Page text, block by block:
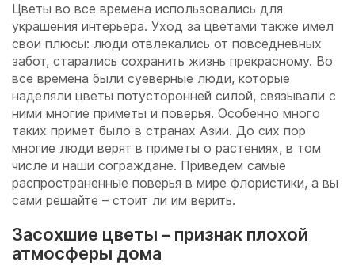
Цветы во все времена использовались для
украшения интерьера. Уход за цветами также имел
свои плюсы: люди отвлекались от повседневных
забот, старались сохранить жизнь прекрасному. Во
все времена были суеверные люди, которые
наделяли цветы потусторонней силой, связывали с
ними многие приметы и поверья. Особенно много
таких примет было в странах Азии. До сих пор
многие люди верят в приметы о растениях, в том
числе и наши сограждане. Приведем самые
распространенные поверья в мире флористики, а вы
сами решайте – стоит ли им верить.
Засохшие цветы – признак плохой
атмосферы дома